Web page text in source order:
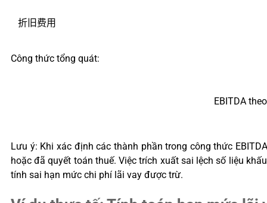
折旧费用
Công thức tổng quát:
EBITDA
Lưu ý: Khi xác định các thành phần trong công thức
hoặc đã quyết toán thuế. Việc trích xuất sai lệch số liệu
tính sai hạn mức chi phí lãi vay được trừ.